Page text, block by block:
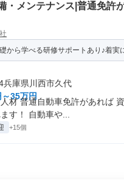
・メンテナンス|普通免許
から学べる研修サポートあり♪着実
兵庫県川西市久代
35万円
材 普通自動車免許があれば
す！ 自動車や...
+15個